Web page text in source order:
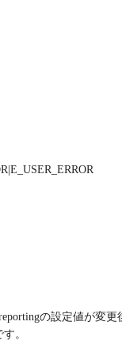
の設定値が変更
。